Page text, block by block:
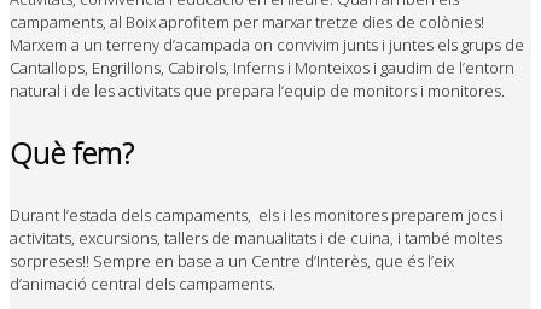
campaments, al Boix aprofitem per marxar tretze dies de colònies!
Marxem a un terreny d’acampada on convivim junts i juntes els grups de
Cantallops, Engrillons, Cabirols, Inferns i Monteixos i gaudim de l’entorn
natural i de les activitats que prepara l’equip de monitors i monitores.
Què fem?
Durant l’estada dels campaments, els i les monitores preparem jocs i
activitats, excursions, tallers de manualitats i de cuina, i també moltes
sorpreses!! Sempre en base a un Centre d’Interès, que és l’eix
d’animació central dels campaments.